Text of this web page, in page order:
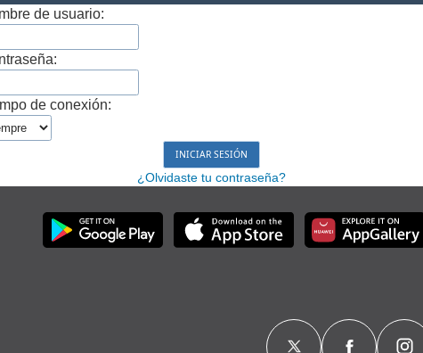
de usuario:
de conexión:
¿Olvidaste tu contraseña?